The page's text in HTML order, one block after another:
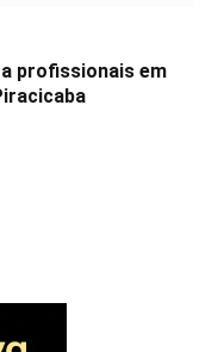
profissionais em